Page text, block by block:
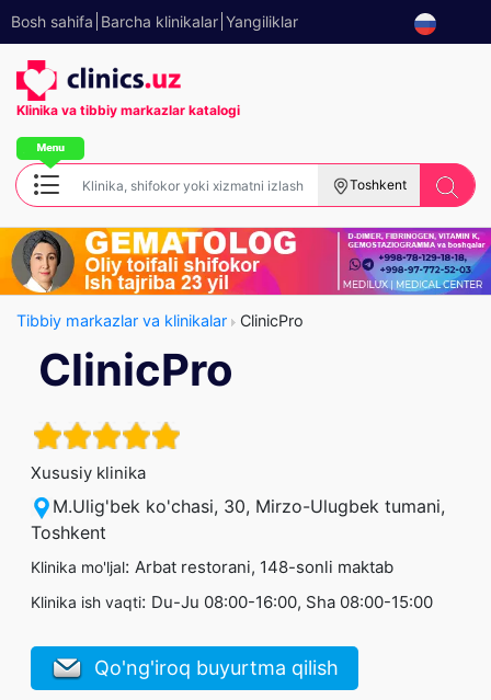
Bosh sahifa Barcha klinikalar Yangiliklar
Klinika va tibbiy markazlar katalogi
Toshkent
Tibbiy markazlar va klinikalar ClinicPro
ClinicPro
Xususiy klinika
M.Ulig'bek ko'chasi, 30, Mirzo-Ulugbek tumani,
Toshkent
Klinika mo'ljal: Arbat restorani, 148-sonli maktab
Klinika ish vaqti: Du-Ju 08:00-16:00, Sha 08:00-15:00
Qo'ng'iroq buyurtma qilish